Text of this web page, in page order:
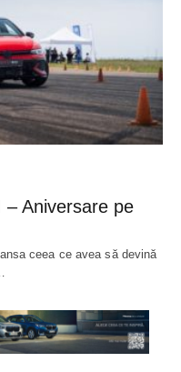
Aniversare pe
ceea ce avea să devină